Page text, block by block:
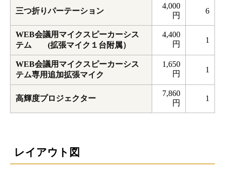
三つ折りパーテーション
4,000
円
6
WEB会議用マイクスピーカーシス
テム (拡張マイク１台附属）
4,400
円
1
WEB会議用マイクスピーカーシス
テム専用追加拡張マイク
1,650
円
1
高輝度プロジェクター
7,860
円
1
レイアウト図